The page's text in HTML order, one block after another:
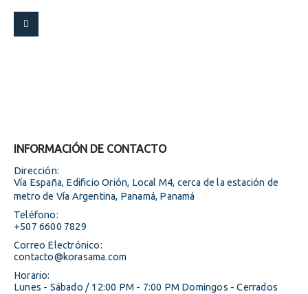
INFORMACIÓN DE CONTACTO
Dirección:
Vía España, Edificio Orión, Local M4, cerca de la estación de
metro de Vía Argentina, Panamá, Panamá
Teléfono:
+507 6600 7829
Correo Electrónico:
contacto@korasama.com
Horario:
Lunes - Sábado / 12:00 PM - 7:00 PM Domingos - Cerrados